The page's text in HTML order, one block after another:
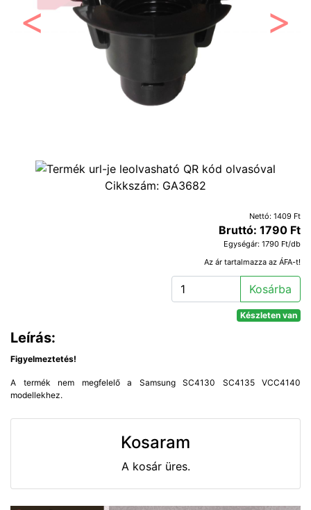
Előző
Cikkszám: GA3682
Nettó: 1409 Ft
Bruttó: 1790 Ft
Egységár: 1790 Ft/db
Az ár tartalmazza az ÁFA-t!
Kosárba
Készleten van
Leírás:
Figyelmeztetés!
A termék nem megfelelő a Samsung SC4130 SC4135 VCC4140
modellekhez.
Kosaram
A kosár üres.